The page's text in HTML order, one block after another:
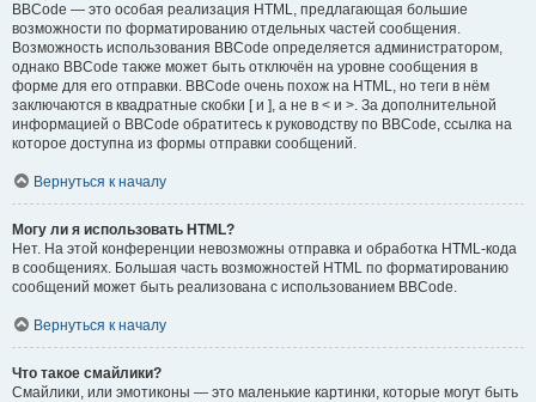
BBCode — это особая реализация HTML, предлагающая большие
возможности по форматированию отдельных частей сообщения.
Возможность использования BBCode определяется администратором,
однако BBCode также может быть отключён на уровне сообщения в
форме для его отправки. BBCode очень похож на HTML, но теги в нём
заключаются в квадратные скобки [ и ], а не в < и >. За дополнительной
информацией о BBCode обратитесь к руководству по BBCode, ссылка на
которое доступна из формы отправки сообщений.
Вернуться к началу
Могу ли я использовать HTML?
Нет. На этой конференции невозможны отправка и обработка HTML-кода
в сообщениях. Большая часть возможностей HTML по форматированию
сообщений может быть реализована с использованием BBCode.
Вернуться к началу
Что такое смайлики?
Смайлики, или эмотиконы — это маленькие картинки, которые могут быть